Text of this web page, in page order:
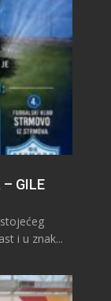
– GILE
i u znak...